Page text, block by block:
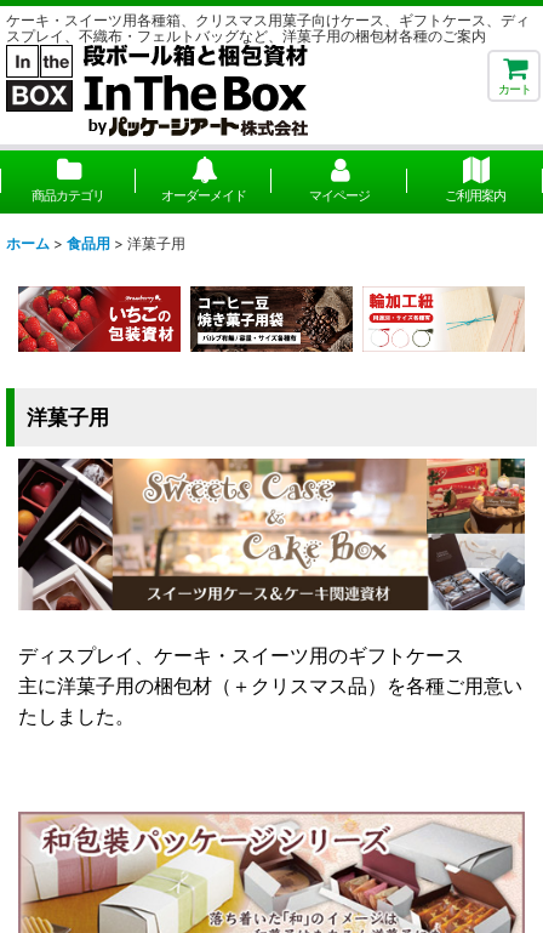
ケーキ・スイーツ用各種箱、クリスマス用菓子向けケース、ギフトケース、ディ
スプレイ、不織布・フェルトバッグなど、洋菓子用の梱包材各種のご案内
カート
商品カテゴリ オーダーメイド マイページ ご利用案内
ホーム > 食品用 > 洋菓子用
洋菓子用
ディスプレイ、ケーキ・スイーツ用のギフトケース
主に洋菓子用の梱包材（＋クリスマス品）を各種ご用意い
たしました。